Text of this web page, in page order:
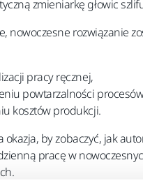
zmieniarkę głowic
nowoczesne rozwiązanie
pracy ręcznej,
powtarzalności
kosztów produkcji.
okazja, by zobaczyć, jak
pracę w